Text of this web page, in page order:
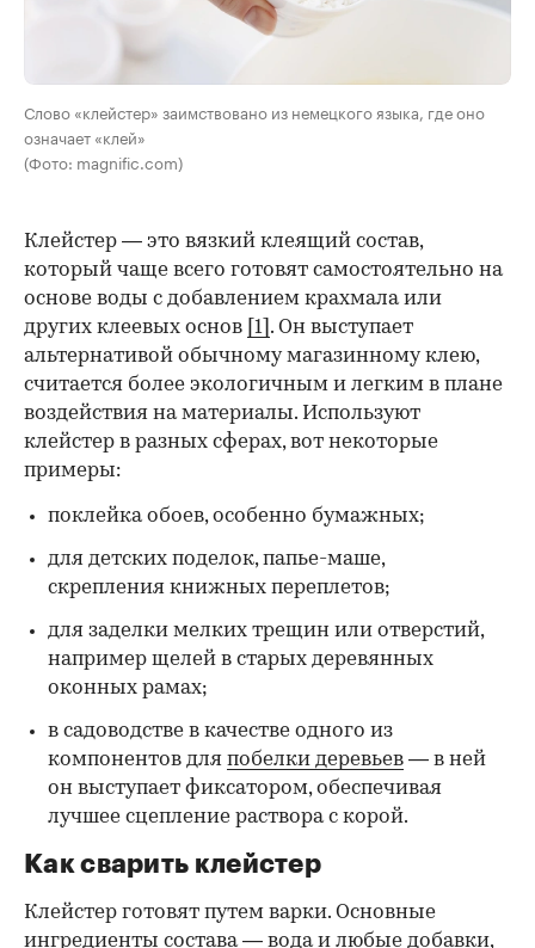
Слово «клейстер» заимствовано из немецкого языка, где оно
означает «клей»
(Фото: magnific.com)
00:00 / 00:00
Клейстер — это вязкий клеящий состав,
который чаще всего готовят самостоятельно на
основе воды с добавлением крахмала или
других клеевых основ [1] . Он выступает
альтернативой обычному магазинному клею,
считается более экологичным и легким в плане
воздействия на материалы. Используют
клейстер в разных сферах, вот некоторые
примеры:
поклейка обоев, особенно бумажных;
для детских поделок, папье-маше,
скрепления книжных переплетов;
для заделки мелких трещин или отверстий,
например щелей в старых деревянных
оконных рамах;
в садоводстве в качестве одного из
компонентов для побелки деревьев — в ней
он выступает фиксатором, обеспечивая
лучшее сцепление раствора с корой.
Как сварить клейстер
Клейстер готовят путем варки. Основные
ингредиенты состава — вода и любые добавки,